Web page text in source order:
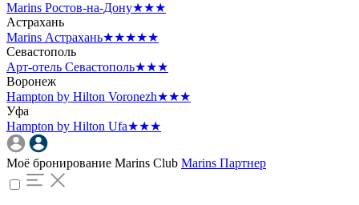
Marins Ростов-на-Дону★★★
Астрахань
Marins Астрахань★★★★★
Севастополь
Арт-отель Севастополь★★★
Воронеж
Hampton by Hilton Voronezh★★★
Уфа
Hampton by Hilton Ufa★★★
Моё бронирование Marins Club Marins Партнер